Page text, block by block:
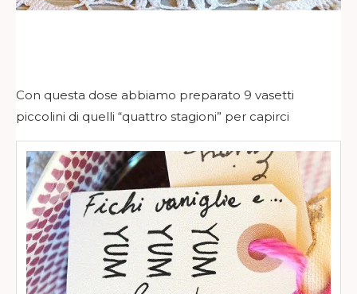
Con questa dose abbiamo preparato 9 vasetti
piccolini di quelli “quattro stagioni” per capirci